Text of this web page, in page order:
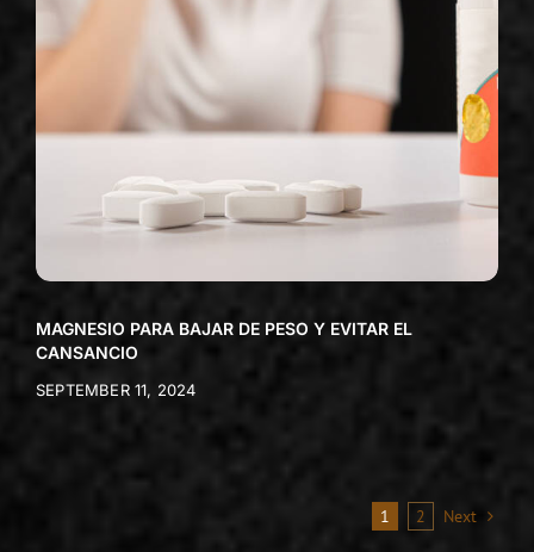
MAGNESIO PARA BAJAR DE PESO Y EVITAR EL
CANSANCIO
SEPTEMBER 11, 2024
1 2 Next